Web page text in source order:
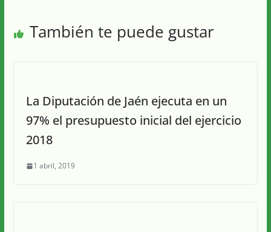
También te puede gustar
La Diputación de Jaén ejecuta en un
97% el presupuesto inicial del ejercicio
2018
1 abril, 2019